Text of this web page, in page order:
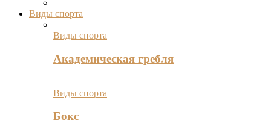
Виды спорта
Виды спорта
Академическая гребля
Виды спорта
Бокс